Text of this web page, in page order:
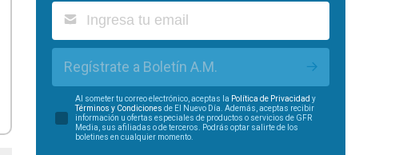
Regístrate a Boletín A.M.
Al someter tu correo electrónico, aceptas la Política de Privacidad y
Términos y Condiciones de El Nuevo Día. Además, aceptas recibir
información u ofertas especiales de productos o servicios de GFR
Media, sus afiliadas o de terceros. Podrás optar salirte de los
boletines en cualquier momento.